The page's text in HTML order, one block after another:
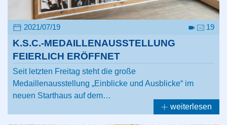
2021/07/19 19
K.S.C.-MEDAILLENAUSSTELLUNG
FEIERLICH ERÖFFNET
Seit letzten Freitag steht die große
Medaillenausstellung „Einblicke und Ausblicke“ im
neuen Starthaus auf dem…
weiterlesen